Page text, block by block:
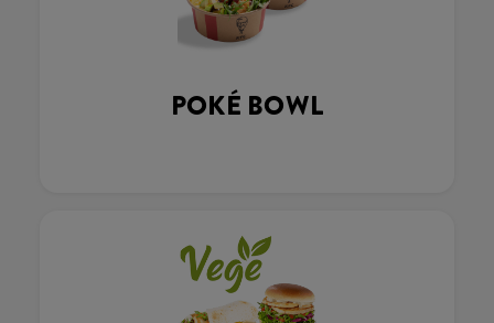
POKÉ BOWL